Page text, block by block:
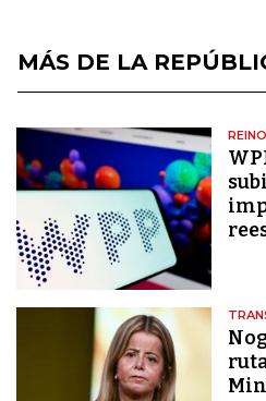
MÁS DE LA